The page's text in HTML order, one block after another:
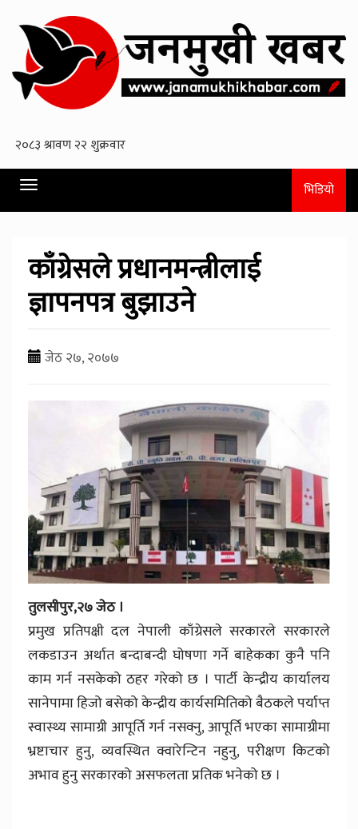
Toggle
navigation
भिडियो
काँग्रेसले प्रधानमन्त्रीलाई
ज्ञापनपत्र बुझाउने
जेठ २७, २०७७
तुलसीपुर,२७ जेठ ।
प्रमुख प्रतिपक्षी दल नेपाली काँग्रेसले सरकारले सरकारले
लकडाउन अर्थात बन्दाबन्दी घोषणा गर्ने बाहेकका कुनै पनि
काम गर्न नसकेको ठहर गरेको छ । पार्टी केन्द्रीय कार्यालय
सानेपामा हिजो बसेको केन्द्रीय कार्यसमितिको बैठकले पर्याप्त
स्वास्थ्य सामाग्री आपूर्ति गर्न नसक्नु, आपूर्ति भएका सामाग्रीमा
भ्रष्टाचार हुनु, व्यवस्थित क्वारेन्टिन नहुनु, परीक्षण किटको
अभाव हुनु सरकारको असफलता प्रतिक भनेको छ ।